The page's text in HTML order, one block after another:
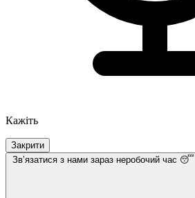
Кажіть
Закрити
Звʼязатися з нами зараз неробочий час 😴